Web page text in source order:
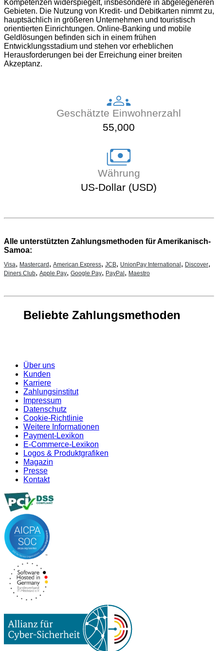
Kompetenzen widerspiegelt, insbesondere in abgelegeneren
Gebieten. Die Nutzung von Kredit- und Debitkarten nimmt zu,
hauptsächlich in größeren Unternehmen und touristisch
orientierten Einrichtungen. Online-Banking und mobile
Geldlösungen befinden sich in einem frühen
Entwicklungsstadium und stehen vor erheblichen
Herausforderungen bei der Erreichung einer breiten
Akzeptanz.
Geschätzte Einwohnerzahl
55,000
Währung
US-Dollar (USD)
Alle unterstützten Zahlungsmethoden für Amerikanisch-
Samoa:
Visa, Mastercard , American Express, JCB, UnionPay International , Discover,
Diners Club, Apple Pay, Google Pay, PayPal , Maestro
Beliebte Zahlungsmethoden
Über uns
Kunden
Karriere
Zahlungsinstitut
Impressum
Datenschutz
Cookie-Richtlinie
Weitere Informationen
Payment-Lexikon
E-Commerce-Lexikon
Logos & Produktgrafiken
Magazin
Presse
Kontakt